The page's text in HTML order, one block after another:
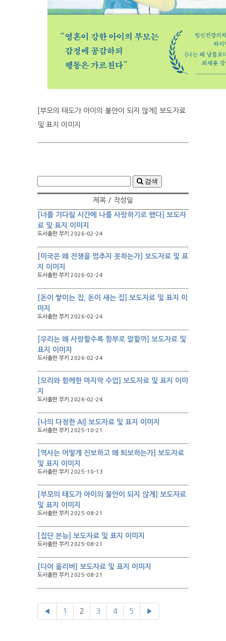
[부모의 태도가 아이의 불안이 되지 않게] 보도자료
및 표지 이미지
검색
제목 / 작성일
[너를 기다릴 시간에 나를 사랑하기로 했다] 보도자
료 및 표지 이미지
도서출판 부키 2026-02-24
[미국은 왜 전쟁을 멈추지 못하는가] 보도자료 및 표
지 이미지
도서출판 부키 2026-02-24
[돈이 쌓이는 집, 돈이 새는 집] 보도자료 및 표지 이
미지
도서출판 부키 2026-02-24
[우리는 왜 사랑할수록 함부로 말할까] 보도자료 및
표지 이미지
도서출판 부키 2026-02-24
[모리와 함께한 마지막 수업] 보도자료 및 표지 이미
지
도서출판 부키 2026-02-24
[나의 다정한 AI] 보도자료 및 표지 이미지
도서출판 부키 2025-10-21
[역사는 어떻게 진보하고 왜 퇴보하는가] 보도자료
및 표지 이미지
도서출판 부키 2025-10-13
[부모의 태도가 아이의 불안이 되지 않게] 보도자료
및 표지 이미지
도서출판 부키 2025-08-21
[집단 본능] 보도자료 및 표지 이미지
도서출판 부키 2025-08-21
[디어 올리버] 보도자료 및 표지 이미지
도서출판 부키 2025-08-21
◀ 1 2 3 4 5 ▶